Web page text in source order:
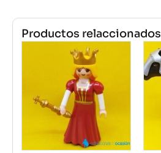
Productos relaccionados